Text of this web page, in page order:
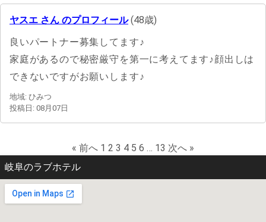
ヤスエ さん のプロフィール(48歳)
良いパートナー募集してます♪
家庭があるので秘密厳守を第一に考えてます♪顔出しは
できないですがお願いします♪
地域: ひみつ
投稿日: 08月07日
« 前へ 1 2 3 4 5 6 … 13 次へ »
岐阜のラブホテル